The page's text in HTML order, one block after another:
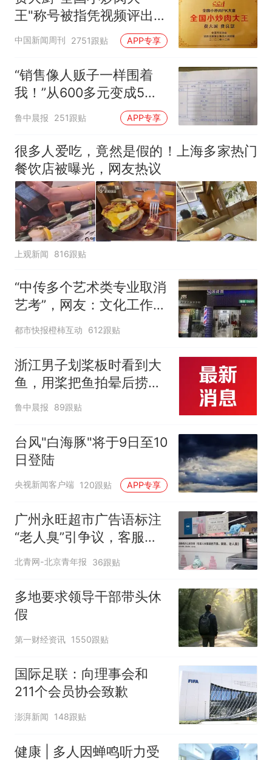
王"称号被指凭视频评出
官方回应
中国新闻周刊 2751跟贴 APP专享
“销售像人贩子一样围着
我！”从600多元变成5万
元，57岁保洁阿姨做医美
后眼睛肿到流泪、视物模
糊
鲁中晨报 251跟贴 APP专享
很多人爱吃，竟然是假的！上海多家热门
餐饮店被曝光，网友热议
上观新闻 816跟贴
“中传多个艺术类专业取消
艺考”，网友：文化工作者
一定要有文化，这句话的
都市快报橙柿互动 612跟贴
浙江男子划桨板时看到大
鱼，用桨把鱼拍晕后捞
起；当事人：鱼重7斤6
味道很好
鲁中晨报 89跟贴
台风"白海豚"将于9日至10
日登陆
央视新闻客户端 120跟贴 APP专享
广州永旺超市广告语标注
“老人臭”引争议，客服回
应
北青网-北京青年报 36跟贴
多地要求领导干部带头休
假
第一财经资讯 1550跟贴
国际足联：向理事会和
211个会员协会致歉
澎湃新闻 148跟贴
健康 | 多人因蝉鸣听力受